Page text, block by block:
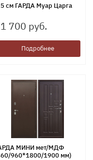
см ГАРДА Муар Царга
700 руб.
Подробнее
МИНИ мет/МДФ
960*1800/1900 мм)